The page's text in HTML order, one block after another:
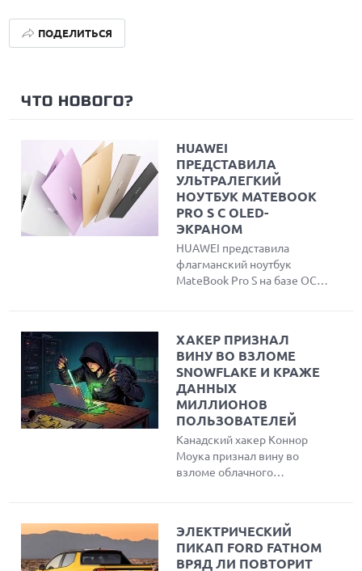
ПОДЕЛИТЬСЯ
ЧТО НОВОГО?
HUAWEI
ПРЕДСТАВИЛА
УЛЬТРАЛЕГКИЙ
НОУТБУК MATEBOOK
PRO S С OLED-
ЭКРАНОМ
HUAWEI представила
флагманский ноутбук
MateBook Pro S на базе ОС
ультралегким корпусом
весом 798 г, ярким OLED-
дисплеем с частотой
обновления 120 Гц и
уникальным физическим
переключателем режима
конфиденциальности
Lingdun для защиты от
посторонних взглядов.
ХАКЕР ПРИЗНАЛ
ВИНУ ВО ВЗЛОМЕ
SNOWFLAKE И КРАЖЕ
ДАННЫХ
МИЛЛИОНОВ
ПОЛЬЗОВАТЕЛЕЙ
Канадский хакер Коннор
Моука признал вину во
взломе облачного
165 компаний, включая
AT&T и Ticketmaster.
Злоумышленник похитил
ЭЛЕКТРИЧЕСКИЙ
ПИКАП FORD FATHOM
ВРЯД ЛИ ПОВТОРИТ